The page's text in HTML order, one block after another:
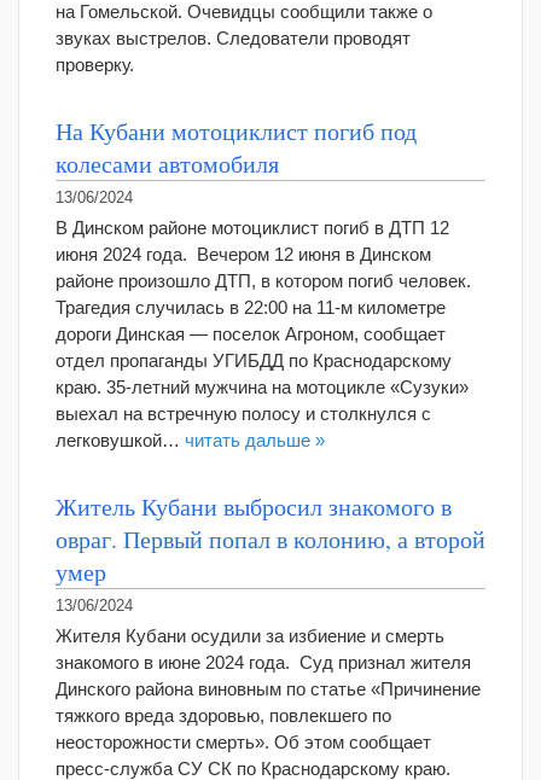
на Гомельской. Очевидцы сообщили также о
звуках выстрелов. Следователи проводят
проверку.
На Кубани мотоциклист погиб под
колесами автомобиля
13/06/2024
В Динском районе мотоциклист погиб в ДТП 12
июня 2024 года. Вечером 12 июня в Динском
районе произошло ДТП, в котором погиб человек.
Трагедия случилась в 22:00 на 11-м километре
дороги Динская — поселок Агроном, сообщает
отдел пропаганды УГИБДД по Краснодарскому
краю. 35-летний мужчина на мотоцикле «Сузуки»
выехал на встречную полосу и столкнулся с
легковушкой… читать дальше »
Житель Кубани выбросил знакомого в
овраг. Первый попал в колонию, а второй
умер
13/06/2024
Жителя Кубани осудили за избиение и смерть
знакомого в июне 2024 года. Суд признал жителя
Динского района виновным по статье «Причинение
тяжкого вреда здоровью, повлекшего по
неосторожности смерть». Об этом сообщает
пресс-служба СУ СК по Краснодарскому краю.